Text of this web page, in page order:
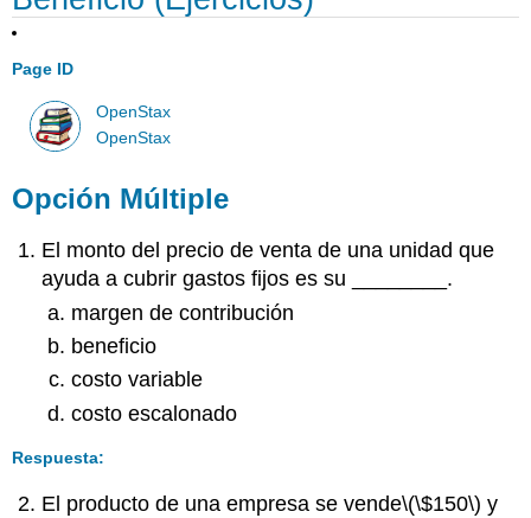
Page ID
OpenStax
OpenStax
Opción Múltiple
El monto del precio de venta de una unidad que
ayuda a cubrir gastos fijos es su ________.
margen de contribución
beneficio
costo variable
costo escalonado
Respuesta:
El producto de una empresa se vende\(\$150\) y